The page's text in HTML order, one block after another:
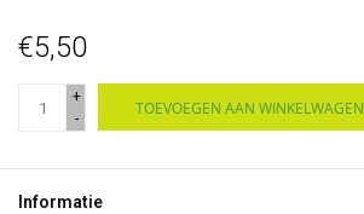
€5,50
+
-
TOEVOEGEN AAN WINKELWAGEN
Informatie